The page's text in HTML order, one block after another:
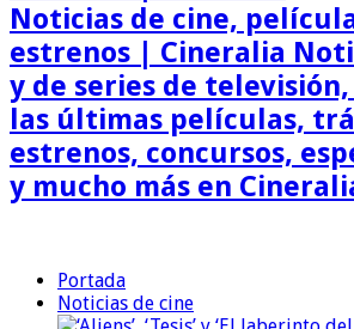
Noticias de cine,
estrenos | Cineralia
y de series de
las últimas películas,
estrenos, concursos,
y mucho más en
Portada
Noticias de cine